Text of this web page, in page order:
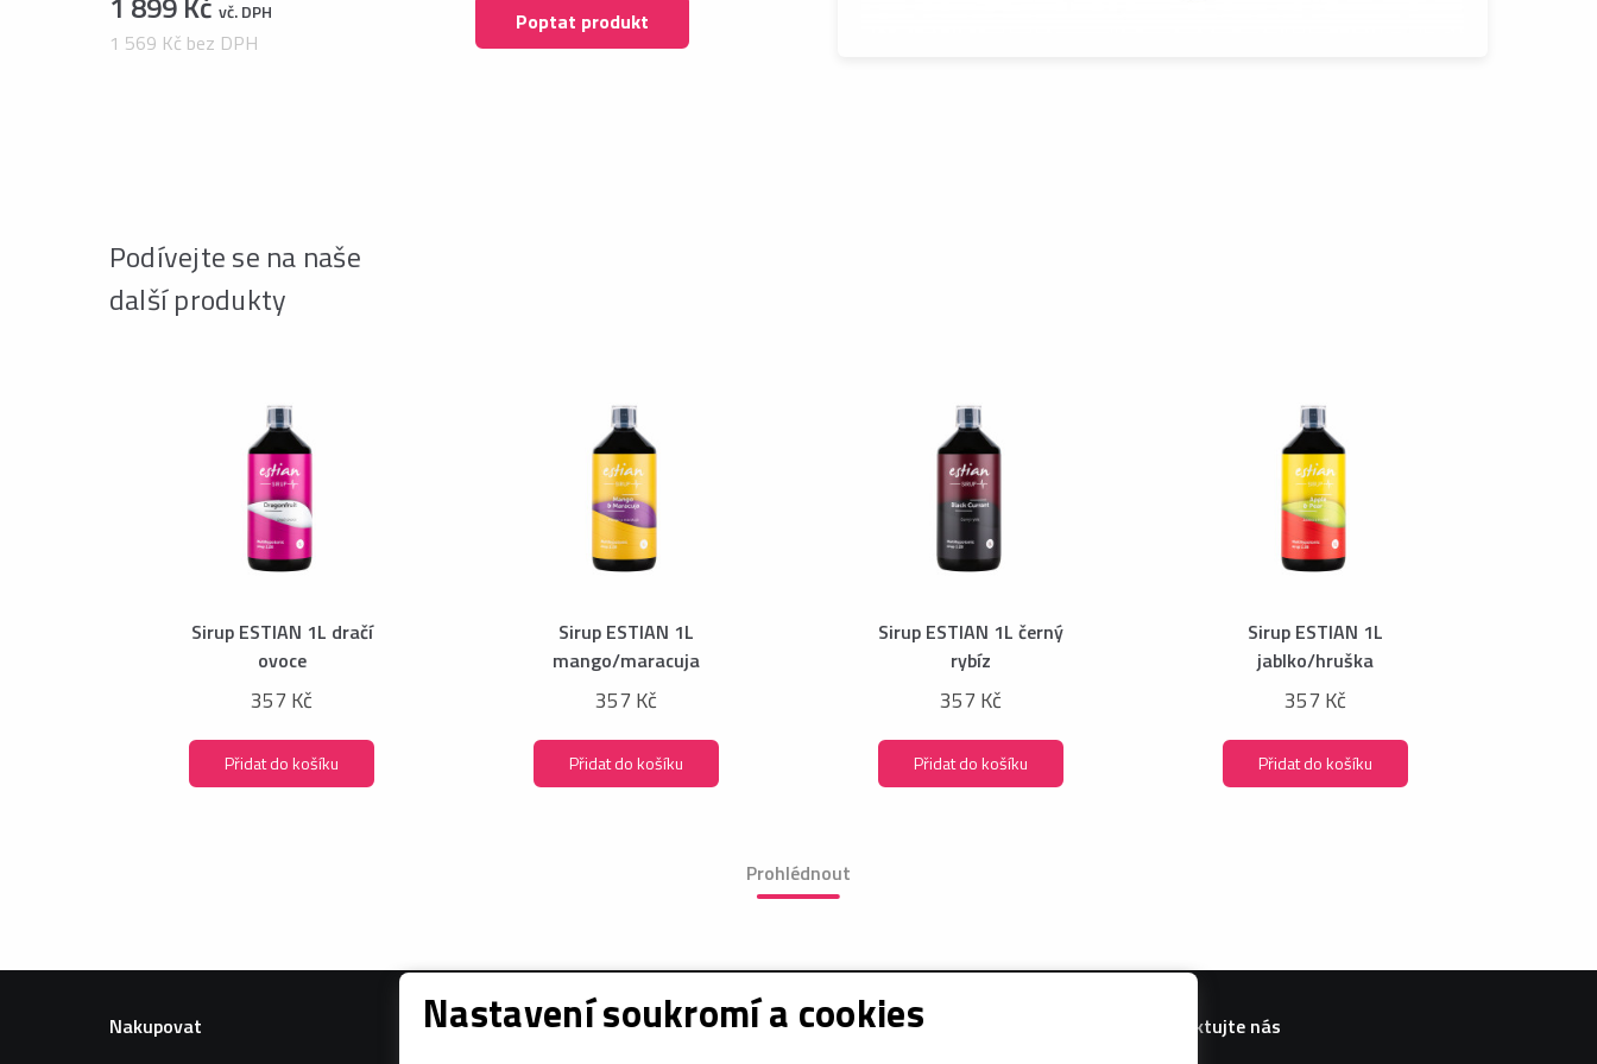
Nastavení soukromí a cookies
vč. DPH
1 569 Kč bez DPH
Poptat produkt
Podívejte se na naše
další produkty
Sirup ESTIAN 1L dračí
ovoce
357 Kč
Přidat do košíku
Sirup ESTIAN 1L
mango/maracuja
357 Kč
Přidat do košíku
Sirup ESTIAN 1L černý
rybíz
357 Kč
Přidat do košíku
Sirup ESTIAN 1L
jablko/hruška
357 Kč
Přidat do košíku
Prohlédnout
Nakupovat Informace o nákupu Sociální sítě Kontaktujte nás